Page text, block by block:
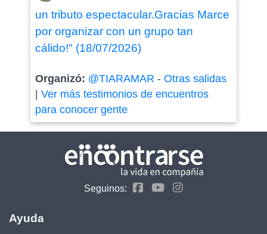
un tributo espectacular.Gracias Marce
por organizar con un grupo tan
cálido!" (18/07/2026)
Organizó: @TIARAMAR - Otras salidas
Ver más testimonios de encuentros
para conocer gente
Seguinos:
Ayuda